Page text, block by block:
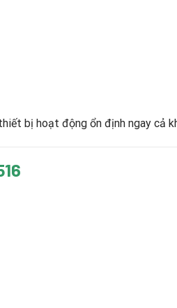
bị hoạt động ổn định ngay cả